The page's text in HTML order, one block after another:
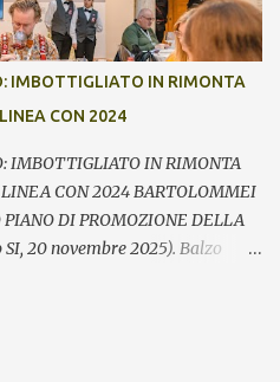
di critica e stampa
banchi di assaggio al pubblico
grande successo sia in termini di
Giacomo Bartolommei,
Brunello di Montalcino -. Le
IMBOTTIGLIATO IN RIMONTA
CON 2024
IMBOTTIGLIATO IN RIMONTA
CON 2024 BARTOLOMMEI
PIANO DI PROMOZIONE DELLA
20 novembre 2025). Balzo
– rileva il Consorzio del vino